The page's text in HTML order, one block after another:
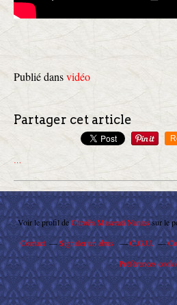
Publié dansvidéo
Partager cet article
…
Voir le profil deCitroën Maserati Nantessur le
Contact
Signaler un abus C.G.U.
Préférences